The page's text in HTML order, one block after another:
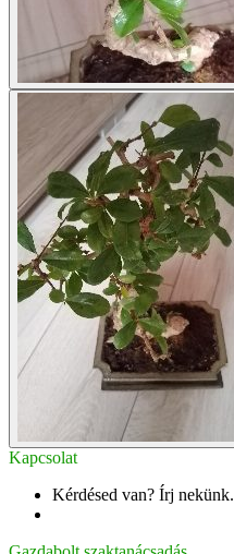
Kapcsolat
Kérdésed van? Írj nekünk.